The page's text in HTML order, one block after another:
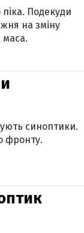
Подекуди
на зміну
маса.
синоптики.
фронту.